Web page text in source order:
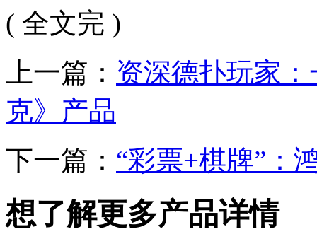
( 全文完 )
上一篇： 资深德扑玩家
克》产品
下一篇： “彩票+棋牌”：
想了解更多产品详情